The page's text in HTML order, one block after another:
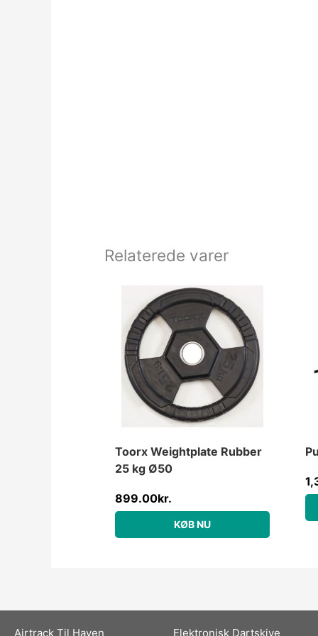
Relaterede varer
Toorx Weightplate Rubber
25 kg Ø50
899.00kr.
KØB NU
Airtrack Til Haven Elektronisk Dartskive